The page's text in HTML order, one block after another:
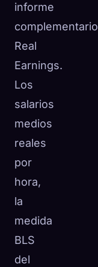
informe
complementario
Real
Earnings.
Los
salarios
medios
reales
por
hora,
la
medida
BLS
del